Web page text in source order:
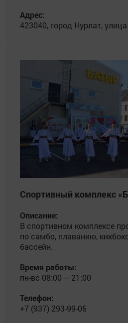
Адрес:
423040, город Нурлат,
Спортивный комплекс
Описание:
В спортивном комплексе
по самбо, плаванию,
бассейн.
Время работы:
пн-вс 08:00 – 21:00
Телефон:
+7 (937) 293-99-05